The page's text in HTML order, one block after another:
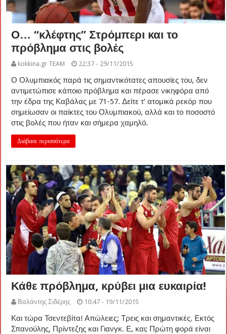
Ο… “κλέφτης” Στρόμπερι και το
πρόβλημα στις βολές
kokkina.gr TEAM 22:37 - 29/11/2015
Ο Ολυμπιακός παρά τις σημαντικότατες απουσίες του, δεν
αντιμετώπισε κάποιο πρόβλημα και πέρασε νικηφόρα από
την έδρα της Καβάλας με 71-57. Δείτε τ’ ατομικά ρεκόρ που
σημείωσαν οι παίκτες του Ολυμπιακού, αλλά και το ποσοστό
στις βολές που ήταν και σήμερα χαμηλό.
Διάβασε περισσότερα
Κάθε πρόβλημα, κρύβει μια ευκαιρία!
Βαλάντης Σιδέρης 10:47 - 19/11/2015
Και τώρα Τσεντεβίτα! Απώλειες; Τρεις και σημαντικές. Εκτός
Σπανούλης, Πρίντεζης και Γιανγκ. Ε, και; Πρώτη φορά είναι